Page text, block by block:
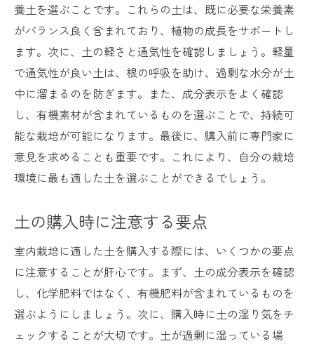
養土を選ぶことです。これらの土は、既に必要な栄養素
がバランス良く含まれており、植物の成長をサポートし
ます。次に、土の軽さと通気性を確認しましょう。軽量
で通気性が良い土は、根の呼吸を助け、過剰な水分が土
中に溜まるのを防ぎます。また、成分表示をよく確認
し、有機素材が含まれているものを選ぶことで、持続可
能な栽培が可能になります。最後に、購入前に専門家に
意見を求めることも重要です。これにより、自分の栽培
環境に最も適した土を選ぶことができるでしょう。
土の購入時に注意する要点
室内栽培に適した土を購入する際には、いくつかの要点
に注意することが肝心です。まず、土の成分表示を確認
し、化学肥料ではなく、有機肥料が含まれているものを
選ぶようにしましょう。次に、購入時に土の湿り気をチ
ェックすることが大切です。土が過剰に湿っている場